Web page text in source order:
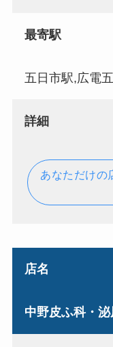
最寄駅
五日市駅,広電
詳細
あなただけの
店名
中野皮ふ科・